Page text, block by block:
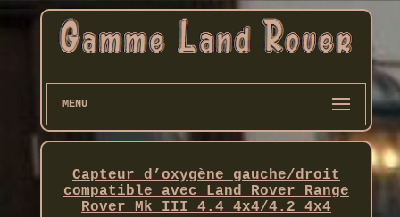
MENU
Capteur d’oxygène gauche/droit
compatible avec Land Rover Range
Rover Mk III 4.4 4x4/4.2 4x4